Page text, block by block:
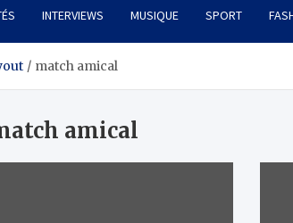
INTERVIEWS MUSIQUE SPORT
match amical
amical